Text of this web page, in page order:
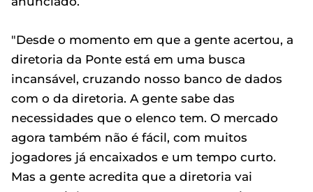
"Desde o momento em que a gente acertou, a
diretoria da Ponte está em uma busca
incansável, cruzando nosso banco de dados
com o da diretoria. A gente sabe das
necessidades que o elenco tem. O mercado
agora também não é fácil, com muitos
jogadores já encaixados e um tempo curto.
Mas a gente acredita que a diretoria vai